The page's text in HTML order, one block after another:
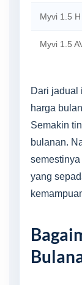
Myvi 1.5 H
Myvi 1.5
Dari jadual
harga
Semakin
bulanan.
yang